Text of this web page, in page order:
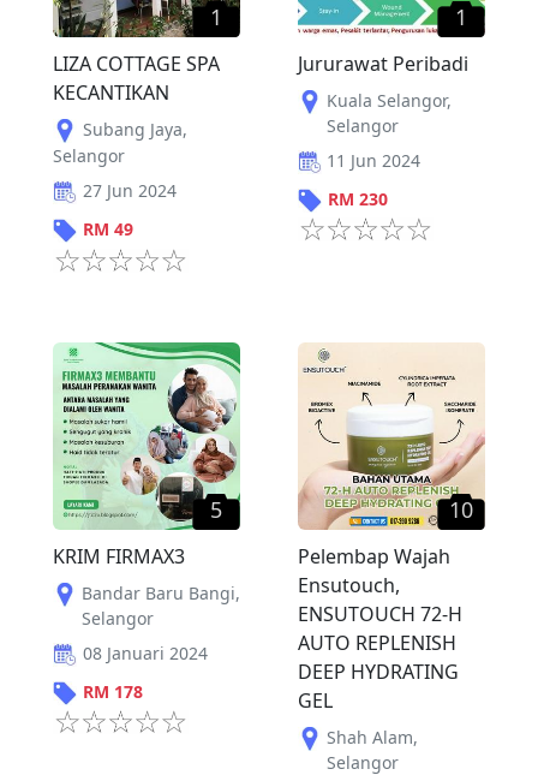
1
LIZA COTTAGE SPA
KECANTIKAN
Subang Jaya,
Selangor
27 Jun 2024
RM 49
1
Jururawat Peribadi
Kuala Selangor,
Selangor
11 Jun 2024
RM 230
5
KRIM FIRMAX3
Bandar Baru Bangi,
Selangor
08 Januari 2024
RM 178
10
Pelembap Wajah
Ensutouch,
ENSUTOUCH 72-H
AUTO REPLENISH
DEEP HYDRATING
GEL
Shah Alam,
Selangor